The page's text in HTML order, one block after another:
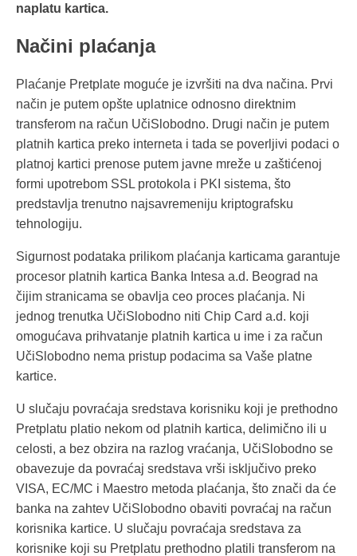
naplatu kartica.
Načini plaćanja
Plaćanje Pretplate moguće je izvršiti na dva načina. Prvi
način je putem opšte uplatnice odnosno direktnim
transferom na račun UčiSlobodno. Drugi način je putem
platnih kartica preko interneta i tada se poverljivi podaci o
platnoj kartici prenose putem javne mreže u zaštićenoj
formi upotrebom SSL protokola i PKI sistema, što
predstavlja trenutno najsavremeniju kriptografsku
tehnologiju.
Sigurnost podataka prilikom plaćanja karticama garantuje
procesor platnih kartica Banka Intesa a.d. Beograd na
čijim stranicama se obavlja ceo proces plaćanja. Ni
jednog trenutka UčiSlobodno niti Chip Card a.d. koji
omogućava prihvatanje platnih kartica u ime i za račun
UčiSlobodno nema pristup podacima sa Vaše platne
kartice.
U slučaju povraćaja sredstava korisniku koji je prethodno
Pretplatu platio nekom od platnih kartica, delimično ili u
celosti, a bez obzira na razlog vraćanja, UčiSlobodno se
obavezuje da povraćaj sredstava vrši isključivo preko
VISA, EC/MC i Maestro metoda plaćanja, što znači da će
banka na zahtev UčiSlobodno obaviti povraćaj na račun
korisnika kartice. U slučaju povraćaja sredstava za
korisnike koji su Pretplatu prethodno platili transferom na